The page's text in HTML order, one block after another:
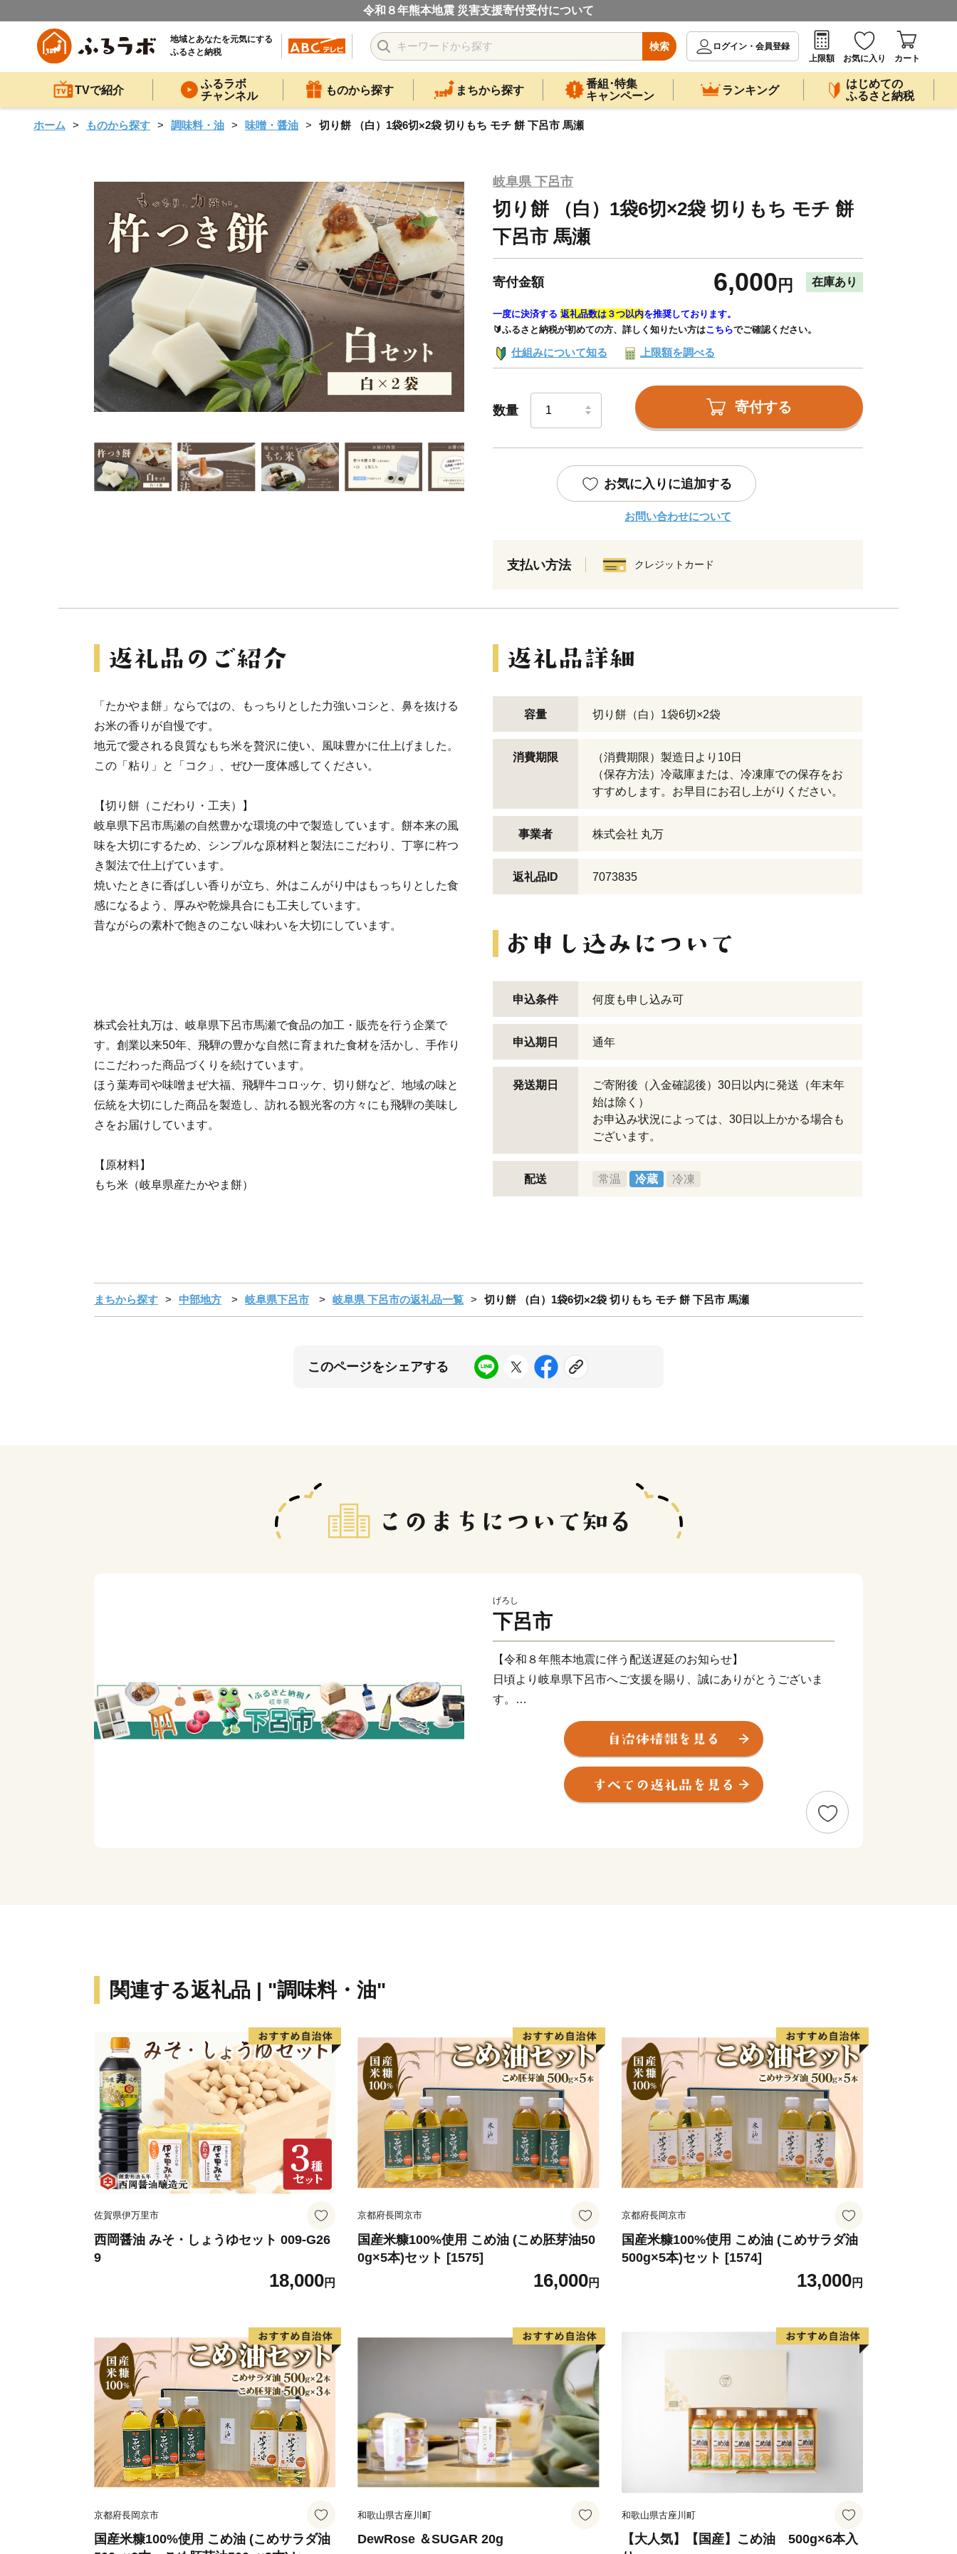
令和８年熊本地震 災害支援寄付受付について
地域とあなたを元気にする
ふるさと納税
検索
ログイン・会員登録
上限額
お気に入り カート
TVで紹介
ふるラボ
チャンネル
ものから探す まちから探す
番組･特集
キャンペーン
ランキング
はじめての
ふるさと納税
ホーム ものから探す 調味料・油 味噌・醤油 切り餅 （白）1袋6切×2袋 切りもち モチ 餅 下呂市 馬瀬
岐阜県 下呂市
切り餅 （白）1袋6切×2袋 切りもち モチ 餅
下呂市 馬瀬
寄付金額 6,000 円 在庫あり
一度に決済する 返礼品数は３つ以内を推奨しております。
🔰ふるさと納税が初めての方、詳しく知りたい方はこちらでご確認ください。
仕組みについて知る 上限額を調べる
数量 寄付する
お気に入りに追加する
お問い合わせについて
支払い方法 クレジットカード
「たかやま餅」ならではの、もっちりとした力強いコシと、鼻を抜ける
お米の香りが自慢です。
地元で愛される良質なもち米を贅沢に使い、風味豊かに仕上げました。
この「粘り」と「コク」、ぜひ一度体感してください。
【切り餅（こだわり・工夫）】
岐阜県下呂市馬瀬の自然豊かな環境の中で製造しています。餅本来の風
味を大切にするため、シンプルな原材料と製法にこだわり、丁寧に杵つ
き製法で仕上げています。
焼いたときに香ばしい香りが立ち、外はこんがり中はもっちりとした食
感になるよう、厚みや乾燥具合にも工夫しています。
昔ながらの素朴で飽きのこない味わいを大切にしています。
株式会社丸万は、岐阜県下呂市馬瀬で食品の加工・販売を行う企業で
す。創業以来50年、飛騨の豊かな自然に育まれた食材を活かし、手作り
にこだわった商品づくりを続けています。
ほう葉寿司や味噌まぜ大福、飛騨牛コロッケ、切り餅など、地域の味と
伝統を大切にした商品を製造し、訪れる観光客の方々にも飛騨の美味し
さをお届けしています。
【原材料】
もち米（岐阜県産たかやま餅）
容量 切り餅（白）1袋6切×2袋
消費期限
（消費期限）製造日より10日
（保存方法）冷蔵庫または、冷凍庫での保存をお
すすめします。お早目にお召し上がりください。
事業者 株式会社 丸万
返礼品ID 7073835
申込条件 何度も申し込み可
申込期日 通年
発送期日
ご寄附後（入金確認後）30日以内に発送（年末年
始は除く）
お申込み状況によっては、30日以上かかる場合も
ございます。
配送 常温 冷蔵 冷凍
まちから探す 中部地方 岐阜県下呂市 岐阜県 下呂市の返礼品一覧 切り餅 （白）1袋6切×2袋 切りもち モチ 餅 下呂市 馬瀬
このページをシェアする
げろし
下呂市
【令和８年熊本地震に伴う配送遅延のお知らせ】
日頃より岐阜県下呂市へご支援を賜り、誠にありがとうございま
す。
このたびの令和8年熊本地震により被災された皆様に、心よりお見
舞い申し上げます。被災地の一日も早い復旧と、皆様の安全・安心
な生活が戻りますことを心よりお祈り申し上げます。
現在、地震の影響により、一部地域において配送会社の営業停止や
下呂市は、岐阜県の中東部に位置し、北は高山市、南は加茂郡、西
は郡上市、関市、東は中津川市と長野県に接しています。
ほぼ中央を飛騨川が南へ流れ、西には馬瀬川があり、周囲には霊峰
御嶽山をはじめ一千メートルを越える急峻な山々がそびえ、飛騨木
曽川国定公園や県立自然公園なども位置する自然豊かな地域です。
また、飛騨川に沿って国道41号やJR高山本線が通り、横断する形
で国道256号、257号が通じています。
総面積851.21平方キロメートル
を利用して、農業地、商業地、住宅地などが混在しています。
地目別では森林（91.05%）、農用地（1..50%）、宅地
（0.90%）、道路他（6.55%）となっています。
標高 最高 3,052.6メートル 最低 220メートル
関連する返礼品 | "調味料・油"
佐賀県伊万里市
西岡醤油 みそ・しょうゆセット 009-G26
9
18,000円
京都府長岡京市
国産米糠100%使用 こめ油 (こめ胚芽油50
0g×5本)セット [1575]
16,000円
京都府長岡京市
国産米糠100%使用 こめ油 (こめサラダ油
500g×5本)セット [1574]
13,000円
京都府長岡京市
国産米糠100%使用 こめ油 (こめサラダ油
和歌山県古座川町
DewRose ＆SUGAR 20g
和歌山県古座川町
【大人気】【国産】こめ油 500g×6本入